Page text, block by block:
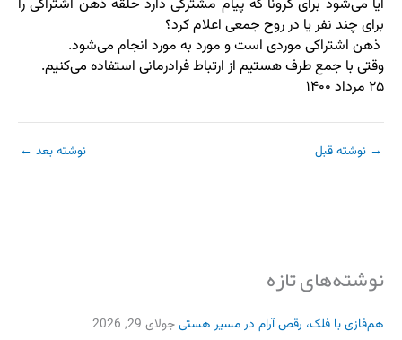
نوشته‌های تازه
هم‌فازی با فلک، رقص آرام در مسیر هستیجولای 29, 2026
آیا می‌شود برای کرونا که پیام مشترکی دارد حلقه ذهن اشتراکی را
برای چند نفر یا در روح جمعی اعلام کرد؟
ذهن اشتراکی موردی است و مورد به مورد انجام می‌شود.
وقتی با جمع طرف هستیم از ارتباط فرادرمانی استفاده می‌کنیم.
۲۵ مرداد ۱۴۰۰
→ نوشته قبل نوشته بعد ←